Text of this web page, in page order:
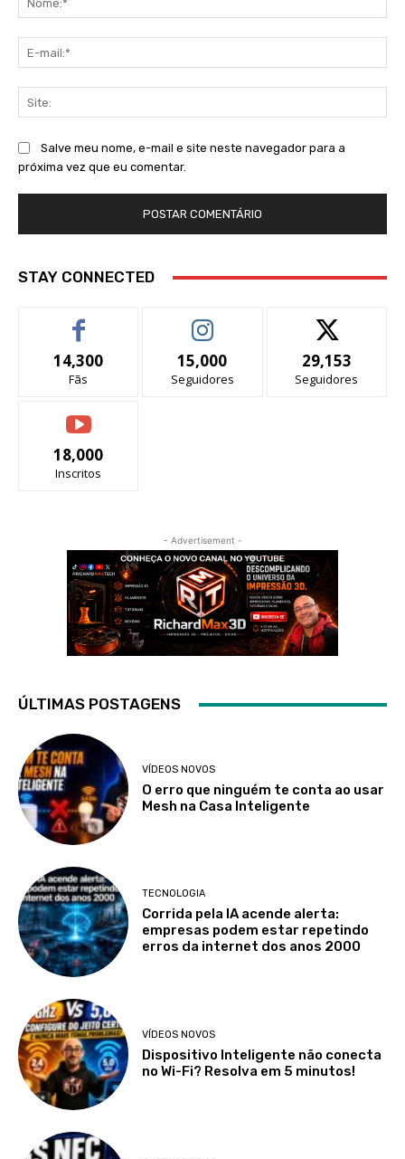
Salve meu nome, e-mail e site neste navegador para a
próxima vez que eu comentar.
STAY CONNECTED
14,300
Fãs
15,000
Seguidores
29,153
Seguidores
18,000
Inscritos
- Advertisement -
ÚLTIMAS POSTAGENS
VÍDEOS NOVOS
O erro que ninguém te conta ao usar
Mesh na Casa Inteligente
TECNOLOGIA
Corrida pela IA acende alerta:
empresas podem estar repetindo
erros da internet dos anos 2000
VÍDEOS NOVOS
Dispositivo Inteligente não conecta
no Wi-Fi? Resolva em 5 minutos!